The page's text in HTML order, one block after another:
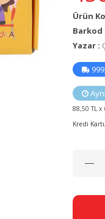
Ürün
Barkod
Yazar :
88,50 TL x
Kredi